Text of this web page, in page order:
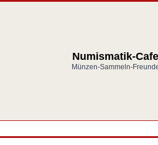
Numismatik-Cafe
Münzen-Sammeln-